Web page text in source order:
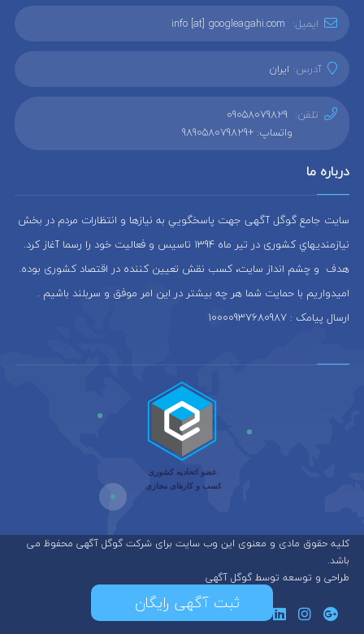
ایمیل: info [at] googleagahi.com
آدرس: ایران
تلفن: 09058079829
واتساپ: +989058079829
درباره ما
سایت جامع گوگل آگهی جهت پاسخگويي به نيازها و انتظارات مردم در بخش
نيازمنديهاي کشوری در تير ماه 1394 تاسيس و فعاليت خود را رسما آغاز كرد.
هدف و چشم انداز سایت، كسب نقش تعيين كننده در اقتصاد کشوری بوده.
امیدواریم با حمایت شما هر چه بیشتر در این امر موفق و سربلند باشیم .
ارسال پیامک : 10000937680987
کلیه حقوق مادی و معنوی این وب سایت برای شرکت گوگل آگهی محفوظ می
باشد.
طراحی و توسعه توسط گوگل آگهی
ثبت آگهی رایگان